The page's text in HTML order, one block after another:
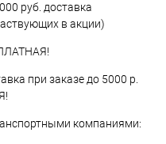
руб. доставка
в акции)
при заказе до 5000 р.
компаниями: